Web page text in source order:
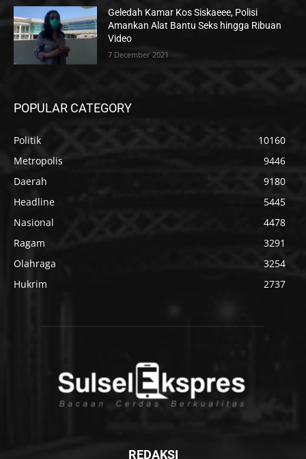
Geledah Kamar Kos Siskaeee, Polisi
Amankan Alat Bantu Seks hingga Ribuan
Video
7 December 2021
POPULAR CATEGORY
Politik
10160
Metropolis
9446
Daerah
9180
Headline
5445
Nasional
4478
Ragam
3291
Olahraga
3254
Hukrim
2737
REDAKSI